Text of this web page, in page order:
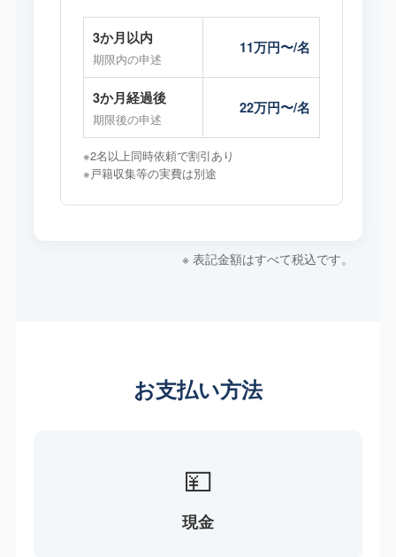
3か月以内
期限内の申述
11万円〜/名
3か月経過後
期限後の申述
22万円〜/名
※2名以上同時依頼で割引あり
※戸籍収集等の実費は別途
※ 表記金額はすべて税込です。
お支払い方法
💴
現金